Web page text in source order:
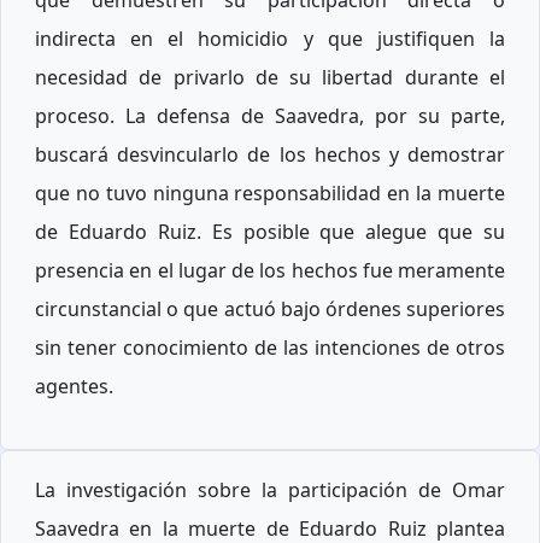
indirecta en el homicidio y que justifiquen la
necesidad de privarlo de su libertad durante el
proceso. La defensa de Saavedra, por su parte,
buscará desvincularlo de los hechos y demostrar
que no tuvo ninguna responsabilidad en la muerte
de Eduardo Ruiz. Es posible que alegue que su
presencia en el lugar de los hechos fue meramente
circunstancial o que actuó bajo órdenes superiores
sin tener conocimiento de las intenciones de otros
agentes.
La investigación sobre la participación de Omar
Saavedra en la muerte de Eduardo Ruiz plantea